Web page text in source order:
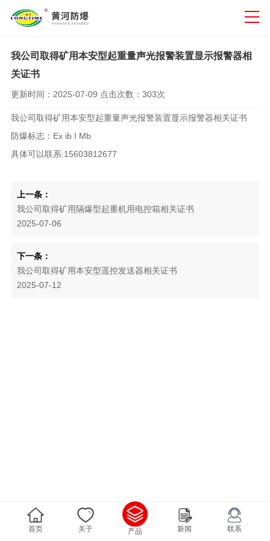
我公司取得矿用本安型起重量声光报警装置显示报警器相
关证书
更新时间： 2025-07-09 点击次数： 303次
我公司取得矿用本安型起重量声光报警装置显示报警器相关证书
防爆标志：Ex ib I Mb
具体可以联系:15603812677
上一条：
我公司取得矿用隔爆型起重机用电控箱相关证书
2025-07-06
下一条：
我公司取得矿用本安型遥控发送器相关证书
2025-07-12
首页 关于 产品 新闻 联系